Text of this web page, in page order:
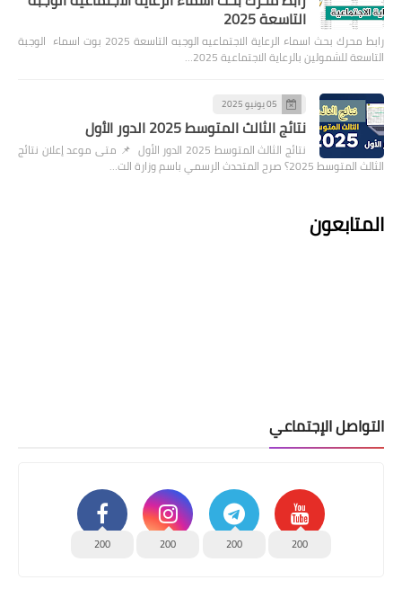
التاسعة 2025
رابط محرك بحث اسماء الرعاية الاجتماعيه الوجبه التاسعة 2025 بوت اسماء الوجبة
التاسعة للشمولين بالرعاية الاجتماعية 2025…
05 يونيو 2025
نتائج الثالث المتوسط 2025 الدور الأول
نتائج الثالث المتوسط 2025 الدور الأول 📌 متى موعد إعلان نتائج
الثالث المتوسط 2025؟ صرح المتحدث الرسمي باسم وزارة الت…
المتابعون
التواصل الإجتماعي
200
200
200
200